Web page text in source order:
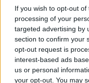
If you wish to opt-out
processing of your
targeted advertising by
section to confirm your
opt-out request is
interest-based ads
us or personal
your opt-out. You may
Πράσινο
Aenaon
Ανοιχτός είναι ο
έργο της
Πάρκου Φαλήρου,